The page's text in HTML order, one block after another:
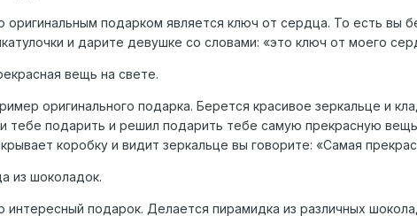
оригинальным подарком является ключ от сердца. То есть вы
и дарите девушке со словами: «это ключ от моего
вещь на свете.
оригинального подарка. Берется красивое зеркальце и
тебе подарить и решил подарить тебе самую прекрасную
коробку и видит зеркальце вы говорите: «Самая
из шоколадок.
интересный подарок. Делается пирамидка из различных